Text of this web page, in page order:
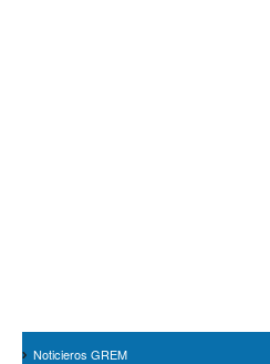
Noticieros GREM